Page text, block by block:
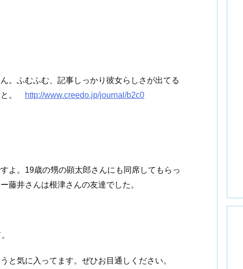
。ふむふむ、記事しっかり彼女らしさが出てる
と。
http://www.creedo.jp/journal/b2c0
よ。19歳の甥の顕太郎さんにも同席してもらっ
藤井さんは根津さんの友達でした。
と気に入ってます。ぜひお目通しください。